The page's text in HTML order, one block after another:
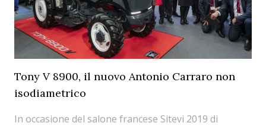
Tony V 8900, il nuovo Antonio Carraro non
isodiametrico
In occasione del salone francese Sitevi 2019 di